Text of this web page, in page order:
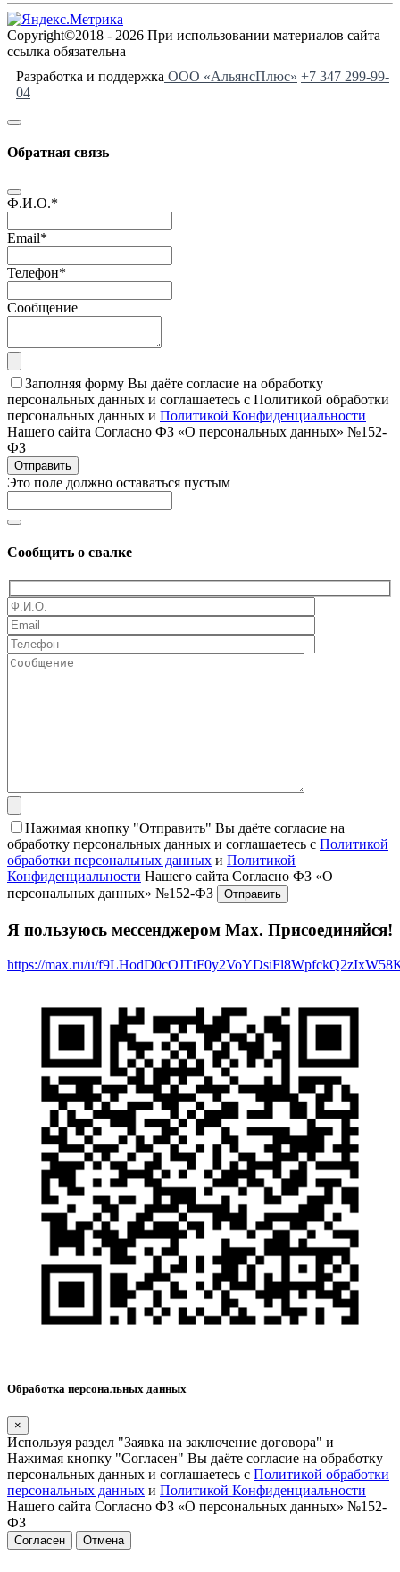
Copyright©2018 - 2026 При использовании материалов сайта
ссылка обязательна
Разработка и поддержка ООО «АльянсПлюс» +7 347 299-99-
04
Обратная связь
Ф.И.О.*
Email*
Телефон*
Сообщение
Заполняя форму Вы даёте согласие на обработку
персональных данных и соглашаетесь с Политикой обработки
персональных данных и Политикой Конфиденциальности
Нашего сайта Согласно ФЗ «О персональных данных» №152-
ФЗ
Отправить
Это поле должно оставаться пустым
Сообщить о свалке
Нажимая кнопку "Отправить" Вы даёте согласие на
обработку персональных данных и соглашаетесь с Политикой
обработки персональных данных и Политикой
Конфиденциальности Нашего сайта Согласно ФЗ «О
персональных данных» №152-ФЗ
Я пользуюсь мессенджером Max. Присоединяйся!
https://max.ru/u/
Обработка персональных данных
×
Используя раздел "Заявка на заключение договора" и
Нажимая кнопку "Согласен" Вы даёте согласие на обработку
персональных данных и соглашаетесь с Политикой обработки
персональных данных и Политикой Конфиденциальности
Нашего сайта Согласно ФЗ «О персональных данных» №152-
ФЗ
Согласен Отмена